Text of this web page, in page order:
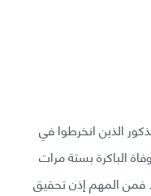
الذين انخرطوا في
الباكرة بستة مرات
فمن المهم إذن تحقيق